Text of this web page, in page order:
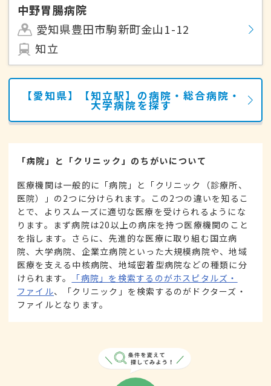
中野胃腸病院
愛知県豊田市駒新町金山1-12
知立
【愛知県】【知立駅】の病院・総合病院・
大学病院を探す
「病院」と「クリニック」のちがいについて
医療機関は一般的に「病院」と「クリニック（診療所、
医院）」の2つに分けられます。この2つの違いを知るこ
とで、よりスムーズに適切な医療を受けられるようにな
ります。まず病院は20以上の病床を持つ医療機関のこと
を指します。さらに、先進的な医療に取り組む国立病
院、大学病院、企業立病院といった大規模病院や、地域
医療を支える中核病院、地域密着型病院などの種類に分
けられます。
「病院」を検索するのがホスピタルズ・
ファイル、「クリニック」を検索するのがドクターズ・
ファイルとなります。